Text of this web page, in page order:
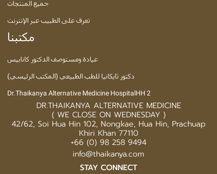
جميع المنتجات
تعرف على الطبيب عبر الإنترنت
مكتبنا
عيادة ومستوصف الدكتور كانابيس
دكتور ثايكانيا للطب الطبيعي (المكتب الرئيسي)
Dr.Thaikanya Alternative Medicine HospitalHH 2
DR.THAIKANYA ALTERNATIVE MEDICINE
( WE CLOSE ON WEDNESDAY )
42/62, Soi Hua Hin 102, Nongkae, Hua Hin, Prachuap
Khiri Khan 77110
+66 (0) 98 258 9494
info@thaikanya.com
STAY CONNECT